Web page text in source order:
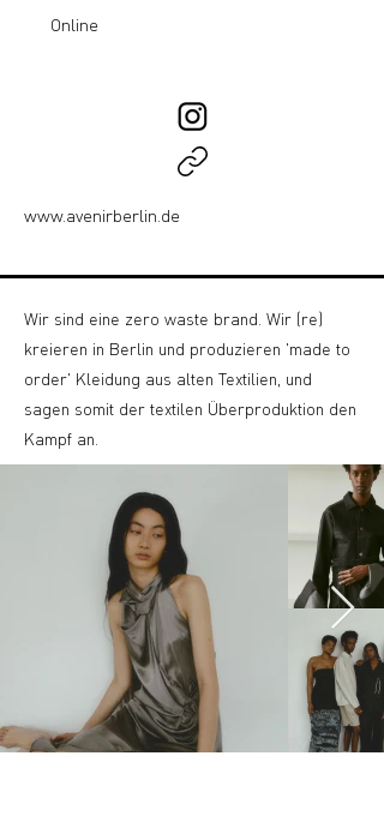
Online
www.avenirberlin.de
Wir sind eine zero waste brand. Wir (re)
kreieren in Berlin und produzieren 'made to
order' Kleidung aus alten Textilien, und
sagen somit der textilen Überproduktion den
Kampf an.